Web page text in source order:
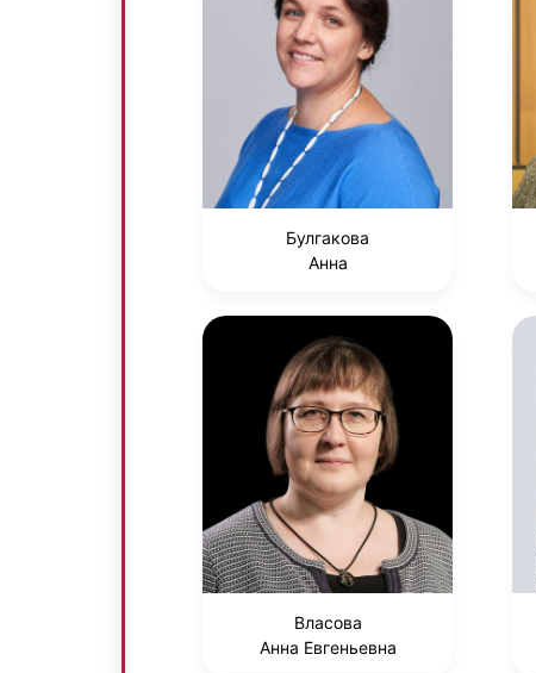
Булгакова
Анна
Власова
Анна Евгеньевна